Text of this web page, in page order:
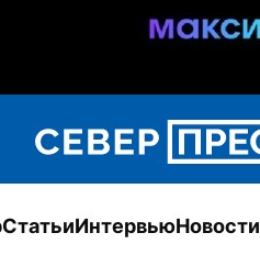
СтатьиИнтервьюНовости